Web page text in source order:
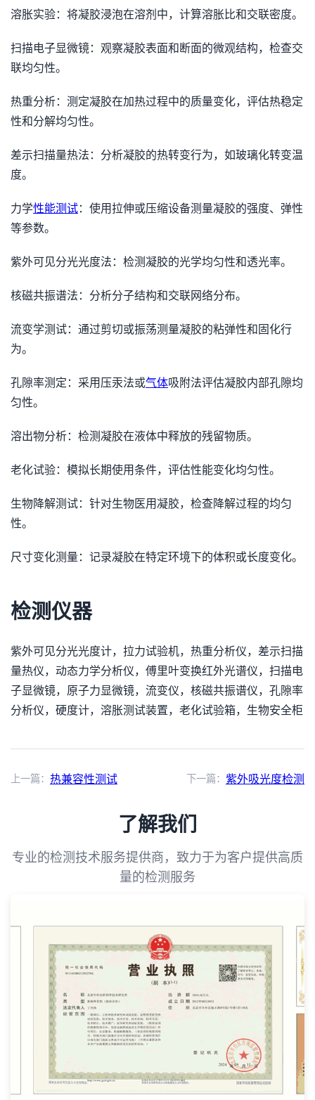
溶胀实验：将凝胶浸泡在溶剂中，计算溶胀比和交联密度。
扫描电子显微镜：观察凝胶表面和断面的微观结构，检查交
联均匀性。
热重分析：测定凝胶在加热过程中的质量变化，评估热稳定
性和分解均匀性。
差示扫描量热法：分析凝胶的热转变行为，如玻璃化转变温
度。
力学性能测试：使用拉伸或压缩设备测量凝胶的强度、弹性
等参数。
紫外可见分光光度法：检测凝胶的光学均匀性和透光率。
核磁共振谱法：分析分子结构和交联网络分布。
流变学测试：通过剪切或振荡测量凝胶的粘弹性和固化行
为。
孔隙率测定：采用压汞法或气体吸附法评估凝胶内部孔隙均
匀性。
溶出物分析：检测凝胶在液体中释放的残留物质。
老化试验：模拟长期使用条件，评估性能变化均匀性。
生物降解测试：针对生物医用凝胶，检查降解过程的均匀
性。
尺寸变化测量：记录凝胶在特定环境下的体积或长度变化。
检测仪器
紫外可见分光光度计，拉力试验机，热重分析仪，差示扫描
量热仪，动态力学分析仪，傅里叶变换红外光谱仪，扫描电
子显微镜，原子力显微镜，流变仪，核磁共振谱仪，孔隙率
分析仪，硬度计，溶胀测试装置，老化试验箱，生物安全柜
上一篇： 热兼容性测试 下一篇： 紫外吸光度检测
了解我们
专业的检测技术服务提供商，致力于为客户提供高质
量的检测服务